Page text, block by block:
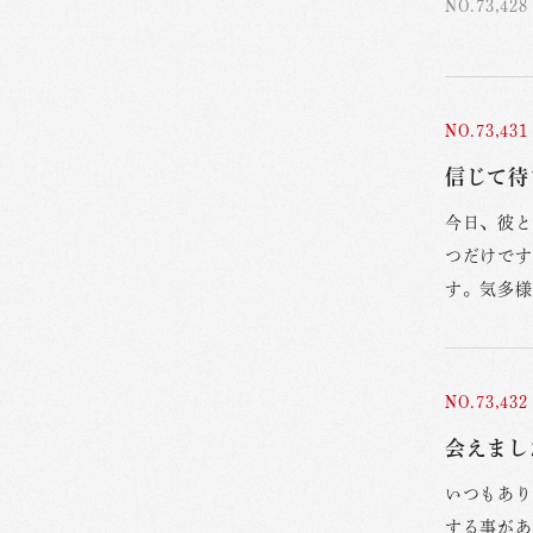
NO.73,428
NO.73,431
信じて
今日、彼
つだけで
す。気多
NO.73,432
会えま
いつもあ
する事が